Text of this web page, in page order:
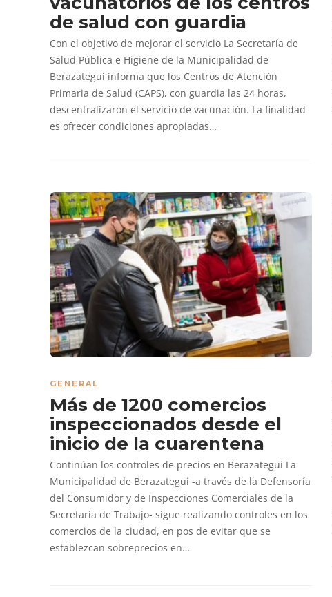
de salud con guardia
Con el objetivo de mejorar el servicio La Secretaría de
Salud Pública e Higiene de la Municipalidad de
Berazategui informa que los Centros de Atención
Primaria de Salud (CAPS), con guardia las 24 horas,
descentralizaron el servicio de vacunación. La finalidad
es ofrecer condiciones apropiadas…
GENERAL
Más de 1200 comercios
inspeccionados desde el
inicio de la cuarentena
Continúan los controles de precios en Berazategui La
Municipalidad de Berazategui -a través de la Defensoría
del Consumidor y de Inspecciones Comerciales de la
Secretaría de Trabajo- sigue realizando controles en los
comercios de la ciudad, en pos de evitar que se
establezcan sobreprecios en…